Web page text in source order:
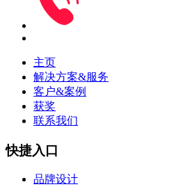
主页
解决方案&服务
客户&案例
获奖
联系我们
快捷入口
品牌设计